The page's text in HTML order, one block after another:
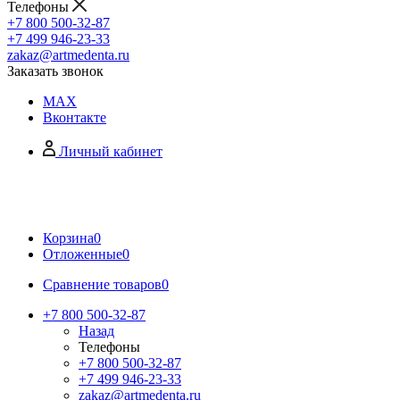
Телефоны
+7 800 500-32-87
+7 499 946-23-33
zakaz@artmedenta.ru
Заказать звонок
MAX
Вконтакте
Личный кабинет
Корзина0
Отложенные0
Сравнение товаров0
+7 800 500-32-87
Назад
Телефоны
+7 800 500-32-87
+7 499 946-23-33
zakaz@artmedenta.ru